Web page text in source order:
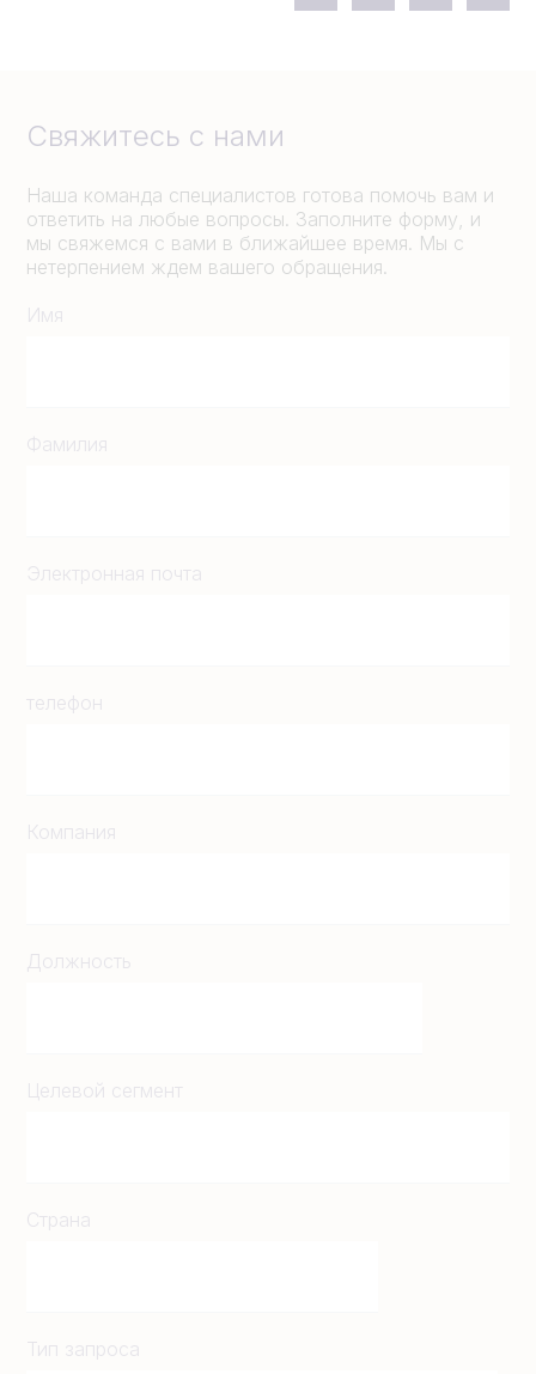
Свяжитесь с нами
Наша команда специалистов готова помочь вам и
ответить на любые вопросы. Заполните форму, и
мы свяжемся с вами в ближайшее время. Мы с
нетерпением ждем вашего обращения.
Имя
Фамилия
Электронная почта
телефон
Компания
Должность
Целевой сегмент
Страна
Тип запроса